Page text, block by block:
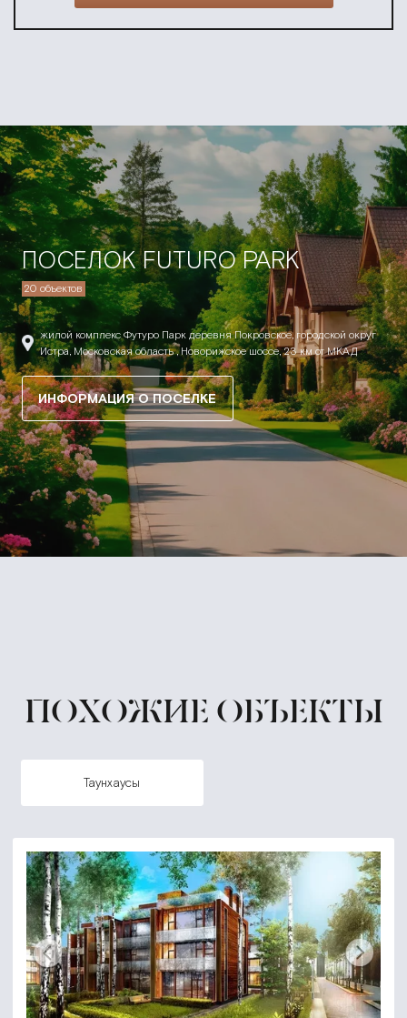
ПОСЕЛОК FUTURO PARK
20 объектов
жилой комплекс Футуро Парк деревня Покровское, городской округ
Истра, Московская область , Новорижское шоссе, 23 км от МКАД
ИНФОРМАЦИЯ О ПОСЕЛКЕ
ПОХОЖИЕ ОБЪЕКТЫ
таунхаусы